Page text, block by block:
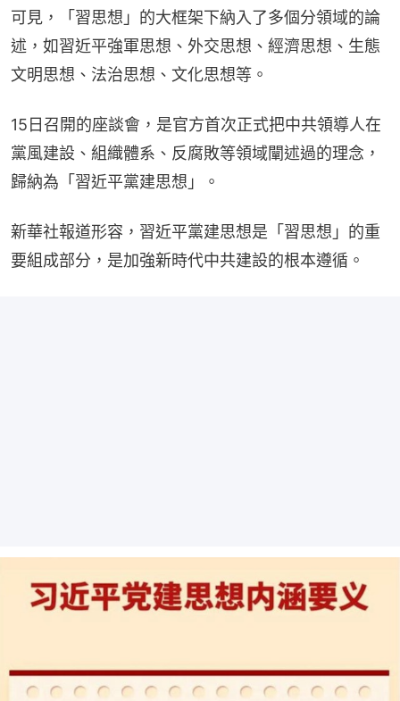
可見，「習思想」的大框架下納入了多個分領域的論
述，如習近平強軍思想、外交思想、經濟思想、生態
文明思想、法治思想、文化思想等。
15日召開的座談會，是官方首次正式把中共領導人在
黨風建設、組織體系、反腐敗等領域闡述過的理念，
歸納為「習近平黨建思想」。
新華社報道形容，習近平黨建思想是「習思想」的重
要組成部分，是加強新時代中共建設的根本遵循。